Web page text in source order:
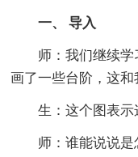
一、 导入
师：我们继续学
画了一些台阶，这
生：这个图表示这
师：谁能说说是